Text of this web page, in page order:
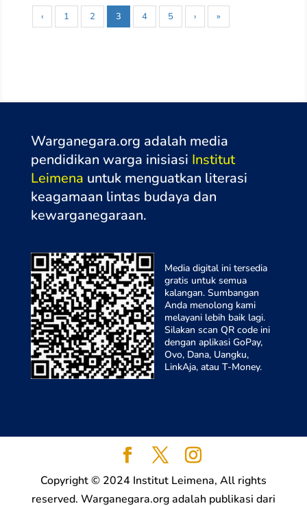
‹ 1 2 3 4 5 › »
Warganegara.org adalah media
pendidikan warga inisiasi Institut
Leimena untuk menguatkan literasi
keagamaan lintas budaya dan
kewarganegaraan.
Media digital ini tersedia
gratis untuk semua
kalangan. Sumbangan
Anda menolong kami
melayani lebih baik lagi.
Silakan scan QR code ini
dengan aplikasi GoPay,
Ovo, Dana, Uangku,
LinkAja, atau T-Money.
Copyright © 2024 Institut Leimena, All rights
reserved. Warganegara.org adalah publikasi dari